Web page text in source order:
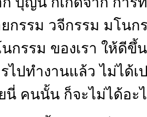
กรรม วจีกรรม มโนก
กรรม ของเรา ให้ดีขึ้
ไปทำงานแล้ว ไม่ได้
นี่ คนนั้น ก็จะไม่ได้อะ